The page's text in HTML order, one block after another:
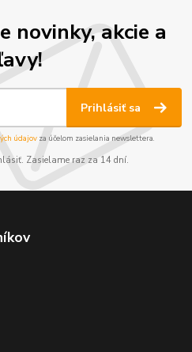
novinky, akcie a
Prihlásiť sa
údajov za účelom zasielania newslettera.
Zasielame raz za 14 dní.